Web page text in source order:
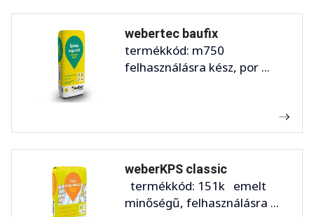
webertec baufix
termékkód: m750
felhasználásra kész, por ...
weberKPS classic
termékkód: 151k emelt
minőségű, felhasználásra ...